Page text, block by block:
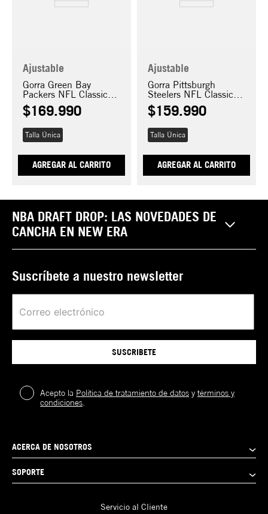
Ajustable
Gorra Green Bay
Packers NFL Classics
9FIFTY
$169.990
Talla Única
AGREGAR AL CARRITO
Ajustable
Gorra Pittsburgh
Steelers NFL Classics
9FIFTY Stretch Snap
$159.990
Talla Única
AGREGAR AL CARRITO
NBA DRAFT DROP: LAS NOVEDADES DE
CANCHA EN NEW ERA
Suscríbete a nuestro newsletter
SUSCRIBETE
Acepto la Política de tratamiento de datos ytérminos y
condiciones
ACERCA DE NOSOTROS
SOPORTE
Servicio al Cliente